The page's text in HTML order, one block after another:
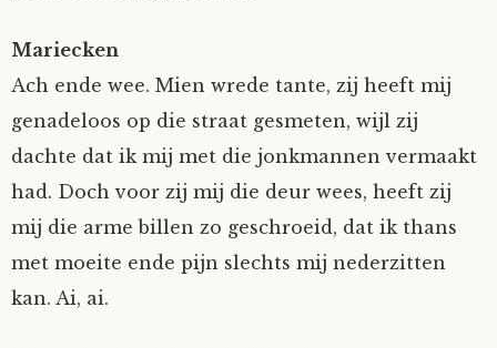
Clarity
Diderod
Fioontje
Mariecken
Ach ende wee. Mien wrede tante, zij heeft mij
genadeloos op die straat gesmeten, wijl zij
dachte dat ik mij met die jonkmannen vermaakt
had. Doch voor zij mij die deur wees, heeft zij
mij die arme billen zo geschroeid, dat ik thans
met moeite ende pijn slechts mij nederzitten
kan. Ai, ai.